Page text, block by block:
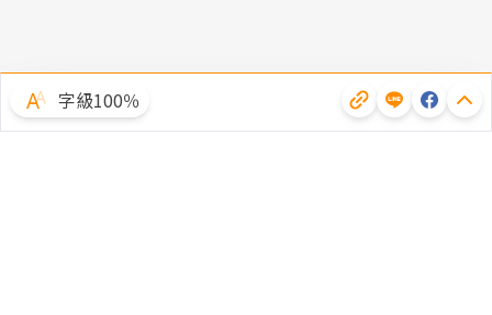
字級100％